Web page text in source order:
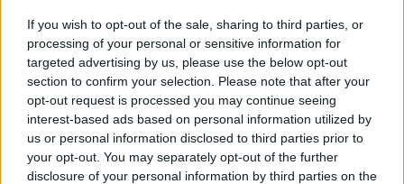
If you wish to opt-out of the sale, sharing to third parties, or
processing of your personal or sensitive information for
targeted advertising by us, please use the below opt-out
section to confirm your selection. Please note that after your
opt-out request is processed you may continue seeing
interest-based ads based on personal information utilized by
us or personal information disclosed to third parties prior to
your opt-out. You may separately opt-out of the further
disclosure of your personal information by third parties on the
Itt állíthatod be, hogy a Csakfoci az elsők
között legyen a Google-találatokban
Tetszett a cikk? Megosztanád?